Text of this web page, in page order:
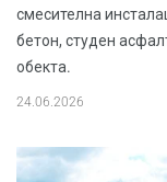
смесителна
бетон, студен
обекта.
24.06.2026